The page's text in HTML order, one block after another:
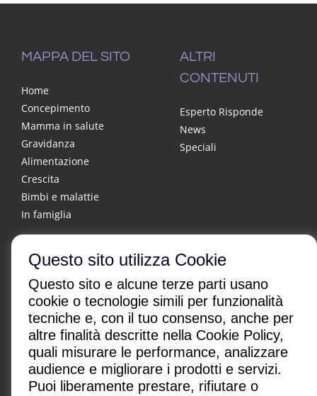
Questo sito utilizza Cookie
Questo sito e alcune terze parti usano
cookie o tecnologie simili per funzionalità
tecniche e, con il tuo consenso, anche per
altre finalità descritte nella Cookie Policy,
quali misurare le performance, analizzare
audience e migliorare i prodotti e servizi.
Puoi liberamente prestare, rifiutare o
MAPPA DEL SITO
Home
Concepimento
Mamma in salute
Gravidanza
Alimentazione
Crescita
Bimbi e malattie
In famiglia
ALTRI
CONTENUTI
Esperto Risponde
News
Speciali
CHI SONO| CONTATTI|
Condizioni di utilizzo | Policy Privacy | Advertising
Gestione cookie